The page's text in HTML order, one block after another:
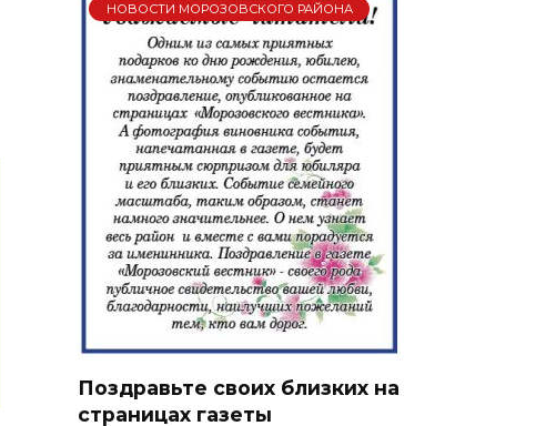
НОВОСТИ МОРОЗОВСКОГО РАЙОНА
Поздравьте своих близких на
страницах газеты